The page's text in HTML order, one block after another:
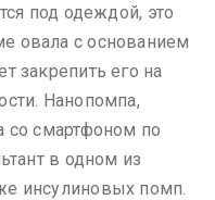
под одеждой, это
овала с основанием
закрепить его на
Нанопомпа,
со смартфоном по
в одном из
инсулиновых помп.